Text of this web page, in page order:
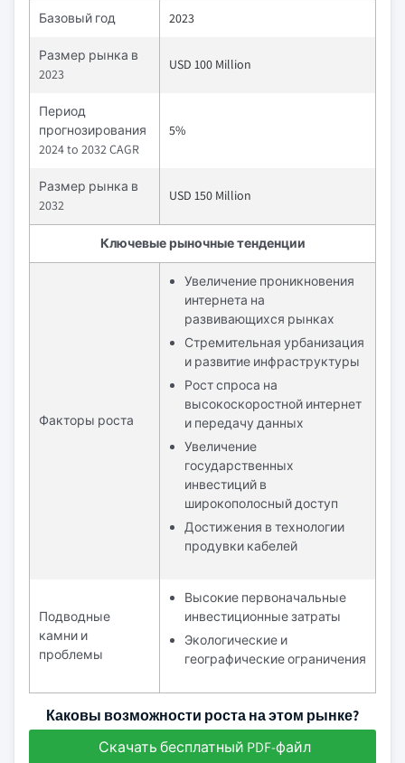
Базовый год 2023
Размер рынка в
2023
USD 100 Million
Период
прогнозирования
2024 to 2032 CAGR
5%
Размер рынка в
2032
USD 150 Million
Ключевые рыночные тенденции
Факторы роста
Увеличение проникновения
интернета на
развивающихся рынках
Стремительная урбанизация
и развитие инфраструктуры
Рост спроса на
высокоскоростной интернет
и передачу данных
Увеличение
государственных
инвестиций в
широкополосный доступ
Достижения в технологии
продувки кабелей
Подводные
камни и
проблемы
Высокие первоначальные
инвестиционные затраты
Экологические и
географические ограничения
Каковы возможности роста на этом рынке?
Скачать бесплатный PDF-файл